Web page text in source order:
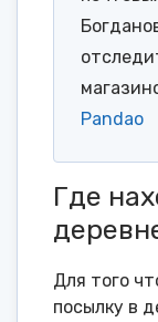
Pandao
Где
Для того
посылку в